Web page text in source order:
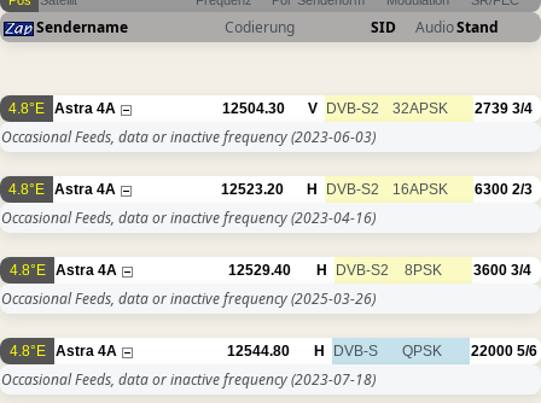
Sendername Codierung SID AudioStand
4.8°E Astra 4A 12504.30 V DVB-S2 32APSK 2739 3/4
Occasional Feeds, data or inactive frequency(2023-06-03)
4.8°E Astra 4A 12523.20 H DVB-S2 16APSK 6300 2/3
Occasional Feeds, data or inactive frequency(2023-04-16)
4.8°E Astra 4A 12529.40 H DVB-S2 8PSK 3600 3/4
Occasional Feeds, data or inactive frequency(2025-03-26)
4.8°E Astra 4A 12544.80 H DVB-S QPSK 22000 5/6
Occasional Feeds, data or inactive frequency(2023-07-18)